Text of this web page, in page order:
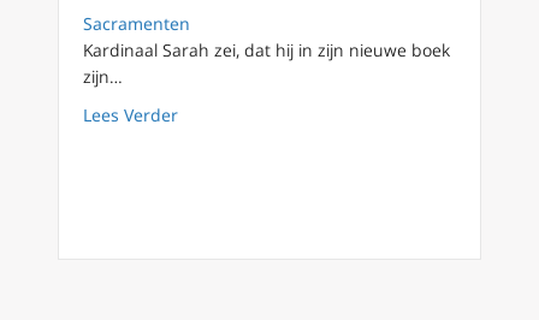
Sacramenten
Kardinaal Sarah zei, dat hij in zijn nieuwe boek
zijn…
Lees Verderabout Kardinaal Sarah roept katholieke